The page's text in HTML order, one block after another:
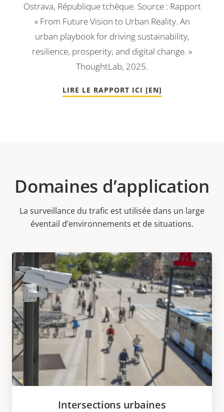
Ostrava, République tchèque. Source : Rapport
« From Future Vision to Urban Reality. An
urban playbook for driving sustainability,
resilience, prosperity, and digital change. »
ThoughtLab, 2025.
LIRE LE RAPPORT ICI [EN]
Domaines d’application
La surveillance du trafic est utilisée dans un large
éventail d’environnements et de situations.
Intersections urbaines